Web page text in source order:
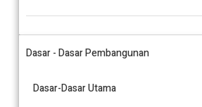
Dasar - Dasar Pembangunan
Dasar-Dasar Utama